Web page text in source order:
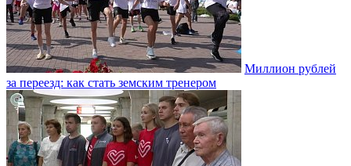
Миллион рублей
за переезд: как стать земским тренером